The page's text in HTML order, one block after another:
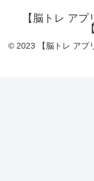
【脳トレ ア
© 2023 【脳トレ アプ